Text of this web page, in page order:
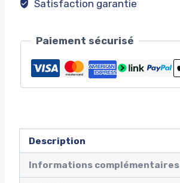
Satisfaction garantie
Paiement sécurisé
Description
Informations complémentaires